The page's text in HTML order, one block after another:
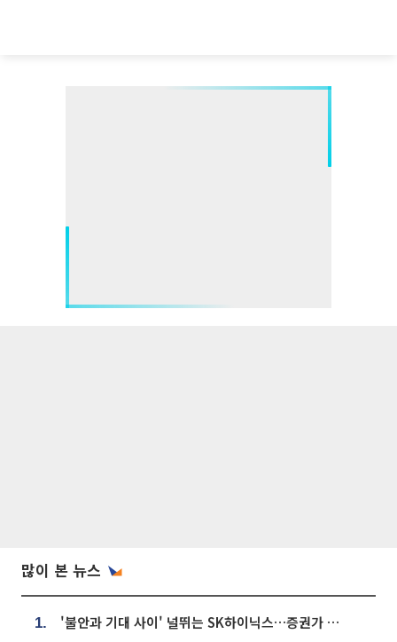
많이 본 뉴스
1. '불안과 기대 사이' 널뛰는 SK하이닉스…증권가 "HBM4·LTA 기반 펀터멘털 견고"